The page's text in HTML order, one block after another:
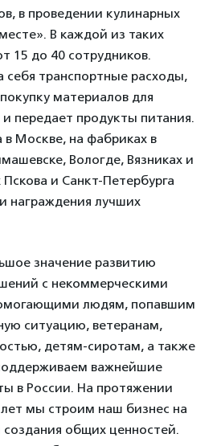
в проведении кулинарных
В каждой из таких
15 до 40 сотрудников.
себя транспортные расходы,
материалов для
передает продукты питания.
в Москве, на фабриках в
Вологде, Вязниках и
и Санкт-Петербурга
награждения лучших
значение развитию
с некоммерческими
людям, попавшим
ситуацию, ветеранам,
детям-сиротам, а также
важнейшие
в России. На протяжении
мы строим наш бизнес на
общих ценностей.